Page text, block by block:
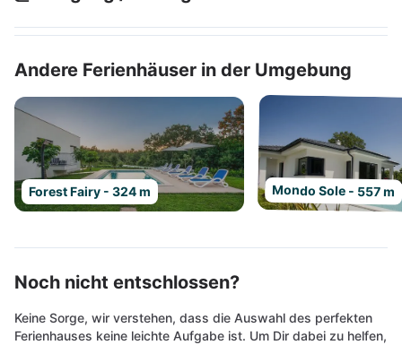
Andere Ferienhäuser in der Umgebung
Forest Fairy - 324 m Mondo Sole - 557 m
Noch nicht entschlossen?
Keine Sorge, wir verstehen, dass die Auswahl des perfekten
Ferienhauses keine leichte Aufgabe ist. Um Dir dabei zu helfen,